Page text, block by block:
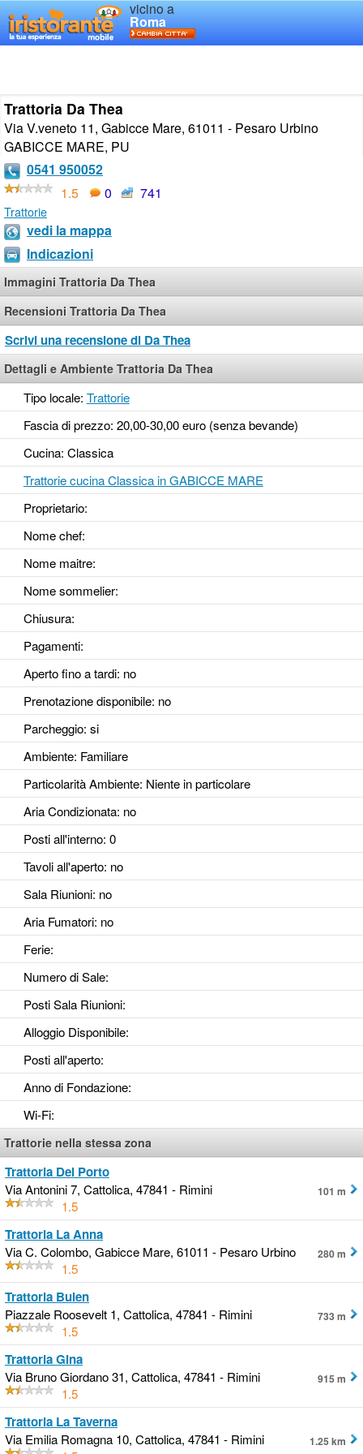
vicino a
Roma
Trattoria Da Thea
Via V.veneto 11, Gabicce Mare, 61011 - Pesaro Urbino
GABICCE MARE, PU
0541 950052
1.5
0 741
Trattorie
vedi la mappa
Indicazioni
Immagini Trattoria Da Thea
Recensioni Trattoria Da Thea
Scrivi una recensione di Da Thea
Dettagli e Ambiente Trattoria Da Thea
Tipo locale: Trattorie
Fascia di prezzo: 20,00-30,00 euro (senza bevande)
Cucina: Classica
Trattorie cucina Classica in GABICCE MARE
Proprietario:
Nome chef:
Nome maitre:
Nome sommelier:
Chiusura:
Pagamenti:
Aperto fino a tardi: no
Prenotazione disponibile: no
Parcheggio: si
Ambiente: Familiare
Particolarità Ambiente: Niente in particolare
Aria Condizionata: no
Posti all'interno: 0
Tavoli all'aperto: no
Sala Riunioni: no
Aria Fumatori: no
Ferie:
Numero di Sale:
Posti Sala Riunioni:
Alloggio Disponibile:
Posti all'aperto:
Anno di Fondazione:
Wi-Fi:
Trattorie nella stessa zona
Trattoria Del Porto
Via Antonini 7, Cattolica, 47841 - Rimini
1.5
101 m
Trattoria La Anna
Via C. Colombo, Gabicce Mare, 61011 - Pesaro Urbino
1.5
280 m
Trattoria Bulen
Piazzale Roosevelt 1, Cattolica, 47841 - Rimini
1.5
733 m
Trattoria Gina
Via Bruno Giordano 31, Cattolica, 47841 - Rimini
1.5
915 m
Trattoria La Taverna
Via Emilia Romagna 10, Cattolica, 47841 - Rimini
1.25 km